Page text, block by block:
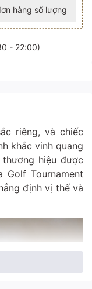
hàng số lượng
- 22:00)
riêng, và chiếc
khắc vinh quang
hiệu được
Tournament
định vị thế và